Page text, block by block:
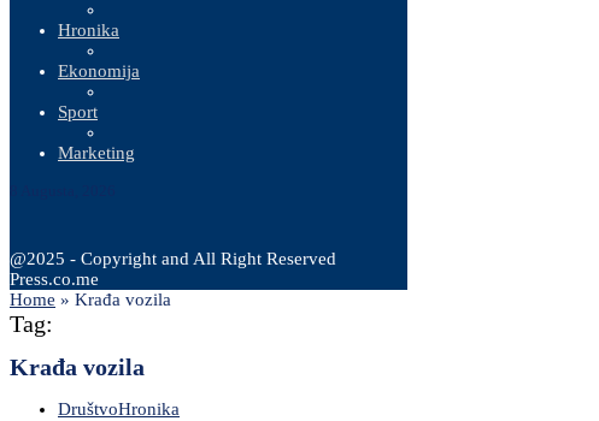
Hronika
Ekonomija
Sport
Marketing
@2025 - Copyright and All Right Reserved
Press.co.me
Home » Krađa vozila
Tag:
Krađa vozila
DruštvoHronika